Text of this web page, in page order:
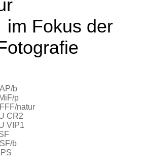
Natur
Fokus der
b
p
natur
CR2
VIP1
b